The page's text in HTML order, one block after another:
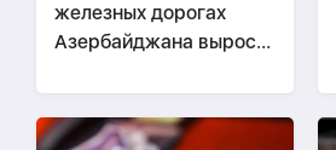
железных дорогах
Азербайджана вырос